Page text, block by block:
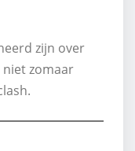
zijn over
niet zomaar